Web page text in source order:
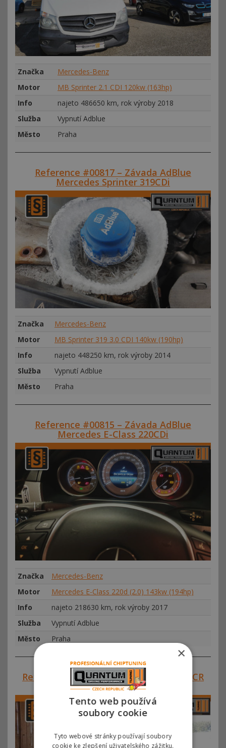
Značka
Mercedes-Benz
Motor
MB Sprinter 2.1 CDI 120kw (163hp)
Info
najeto 486650 km, rok výroby 2018
Služba
Vypnutí Adblue
Město
Praha
Reference #00817 – Závada AdBlue
Mercedes Sprinter 319CDi
Značka
Mercedes-Benz
Motor
MB Sprinter 319 3.0 CDI 140kw (190hp)
Info
najeto 448250 km, rok výroby 2014
Služba
Vypnutí Adblue
Město
Praha
Reference #00815 – Závada AdBlue
Mercedes E-Class 220CDi
Značka
Mercedes-Benz
Motor
Mercedes E-Class 220d (2.0) 143kw (194hp)
Info
najeto 218630 km, rok výroby 2017
Služba
Vypnutí Adblue
Město
Praha
Reference #00803 – Vypnutí ADBLUE SCR
Fendt 514 Vario
×
Tento web používá
soubory cookie
Tyto webové stránky používají soubory
cookie ke zlepšení uživatelského zážitku.